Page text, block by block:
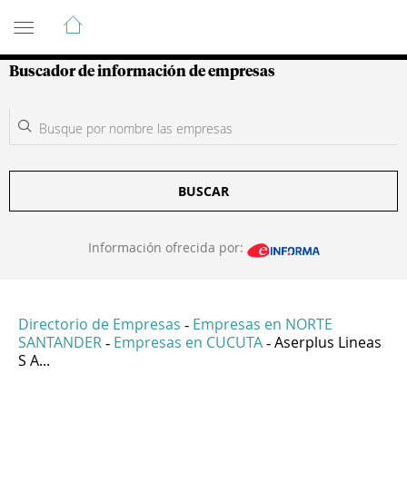
Guía de Empresas Colombianas
Buscador de información de empresas
BUSCAR
Información ofrecida por:
Directorio de Empresas - Empresas en NORTE
SANTANDER - Empresas en CUCUTA - Aserplus Lineas
S A...